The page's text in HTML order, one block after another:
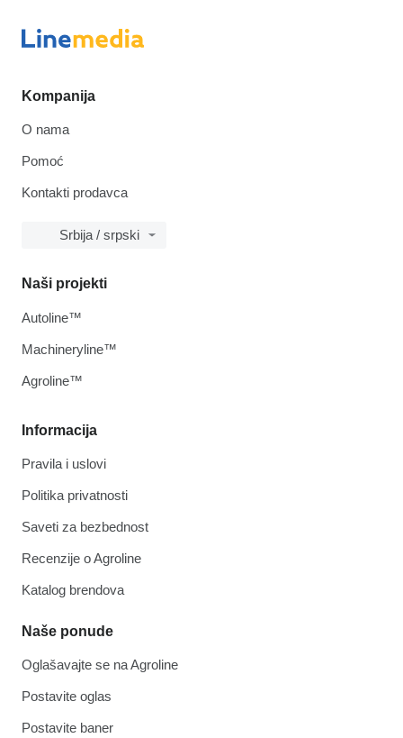
Kompanija
O nama
Pomoć
Kontakti prodavca
Srbija / srpski
Informacija
Pravila i uslovi
Politika privatnosti
Saveti za bezbednost
Recenzije o Agroline
Katalog brendova
Naše ponude
Oglašavajte se na Agroline
Postavite oglas
Postavite baner
Naši projekti
Autoline™
Machineryline™
Agroline™